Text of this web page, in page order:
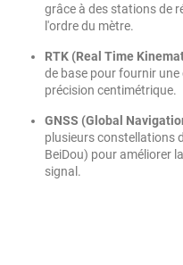
grâce à des stations de
l'ordre du mètre.
RTK (Real Time
de base pour fournir
précision centimétrique.
GNSS (Global
plusieurs constellations
BeiDou) pour améliorer
signal.